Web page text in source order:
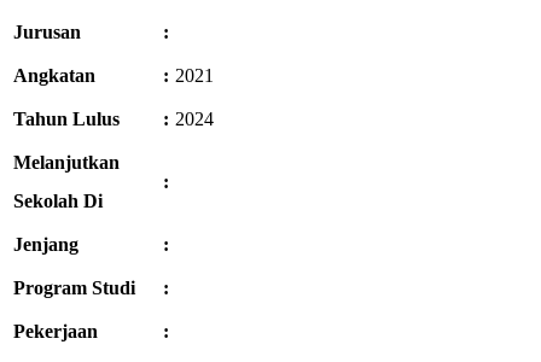
Jurusan :
Angkatan : 2021
Tahun Lulus : 2024
Melanjutkan
Sekolah Di
:
Jenjang :
Program Studi :
Pekerjaan :